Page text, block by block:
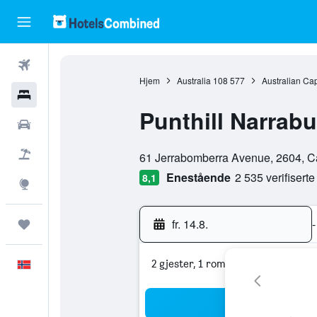
Hjem Australia 108 577 Australian
Punthill
61 Jerrabomberra Avenue, 2604,
8,1 Enestående 2 535
fr. 14.8. -
2 gjester, 1 rom